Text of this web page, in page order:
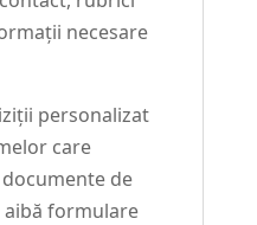
necesare
personalizat
care
de
aibă formulare